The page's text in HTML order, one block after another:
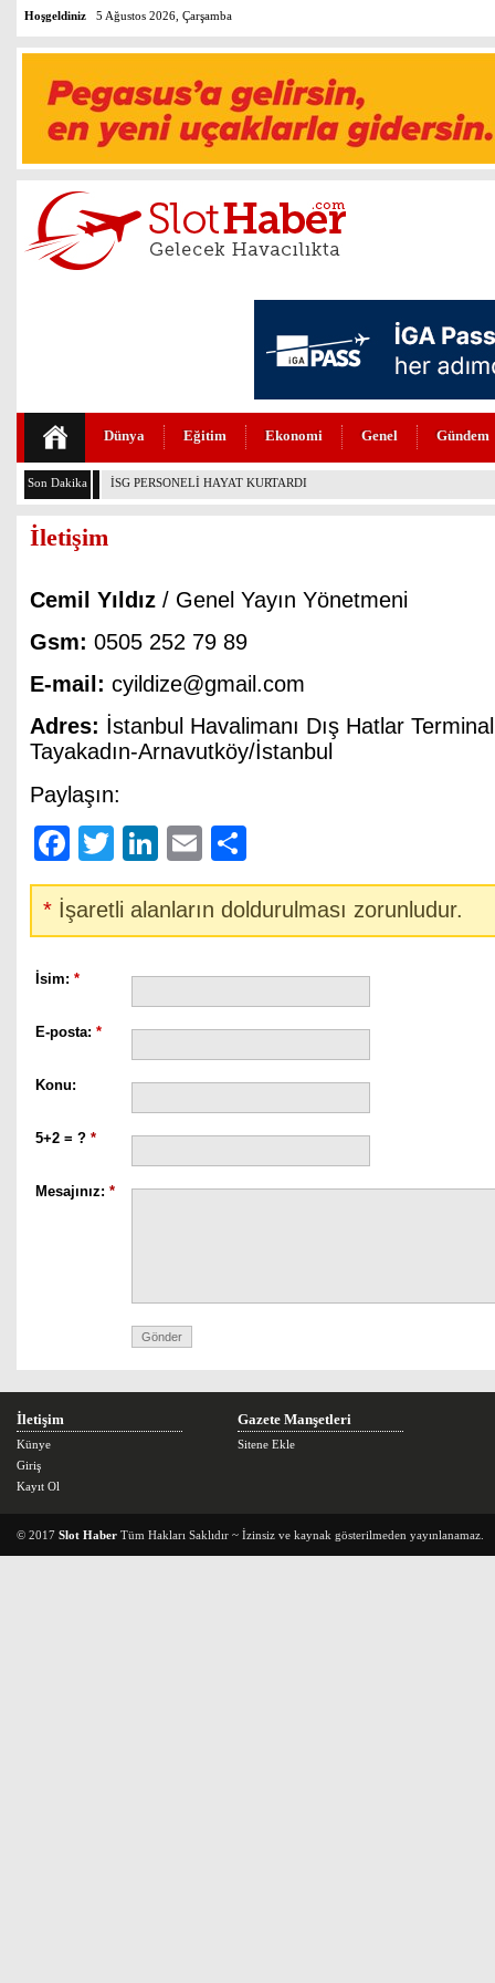
Hoşgeldiniz 5 Ağustos 2026, Çarşamba
Dünya Eğitim Ekonomi Genel Gündem
Son Dakika PEGASUS’TAN HUKUKTA YAPAY ZEKA DEVRİMİ
İletişim
Cemil Yıldız / Genel Yayın Yönetmeni
Gsm: 0505 252 79 89
E-mail: cyildize@gmail.com
Adres: İstanbul Havalimanı Dış Hatlar
Tayakadın-Arnavutköy/İstanbul
Paylaşın:
Facebook
TwitterLinkedIn
Email
* İşaretli alanların doldurulması zorunludur.
İsim: *
E-posta: *
Konu:
5+2 = ? *
Mesajınız: *
İletişim
Künye
Giriş
Kayıt Ol
Gazete Manşetleri
Sitene Ekle
© 2017 Slot Haber Tüm Hakları Saklıdır ~ İzinsiz ve kaynak gösterilmeden yayınlanamaz.